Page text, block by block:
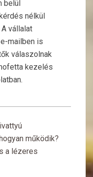
belül
nélkül
vállalat
mailben is
válaszolnak
kezelés
működik?
a lézeres